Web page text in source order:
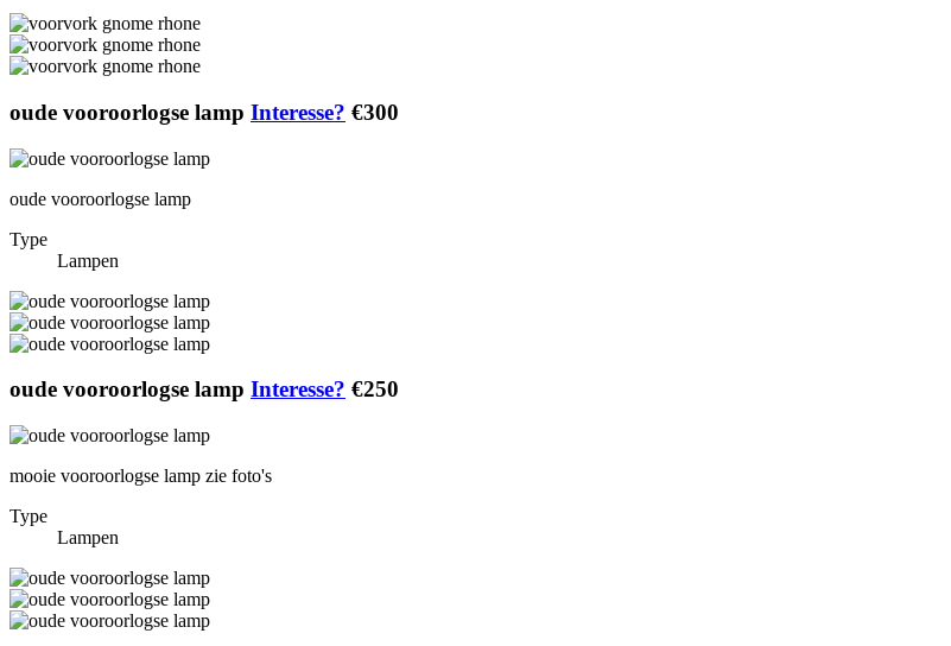
oude vooroorlogse lamp Interesse? €300
oude vooroorlogse lamp
Type
Lampen
oude vooroorlogse lamp Interesse? €250
mooie vooroorlogse lamp zie foto's
Type
Lampen